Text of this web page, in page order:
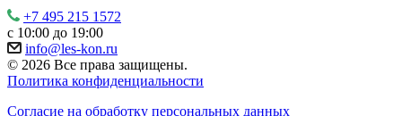
+7 495 215 1572
с 10:00 до 19:00
info@les-kon.ru
© 2026 Все права защищены.
Политика конфиденциальности
Согласие на обработку персональных данных